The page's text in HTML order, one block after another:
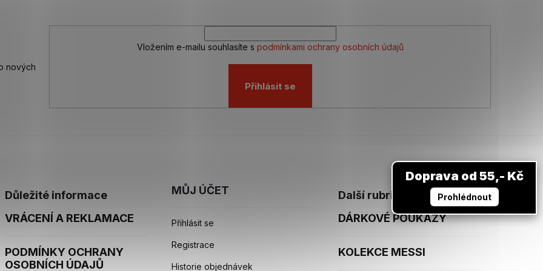
nových
Vložením e-mailu souhlasíte s podmínkami ochrany osobních údajů
Přihlásit se
Důležité informace
VRÁCENÍ A REKLAMACE
PODMÍNKY OCHRANY
OSOBNÍCH ÚDAJŮ
MŮJ ÚČET
Přihlásit se
Registrace
Historie objednávek
Další rubriky
DÁRKOVÉ POUKAZY
KOLEKCE MESSI
Doprava od 55,- Kč
Prohlédnout